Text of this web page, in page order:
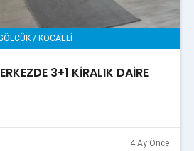
/ KOCAELİ
3+1 KİRALIK DAİRE
4 Ay Önce